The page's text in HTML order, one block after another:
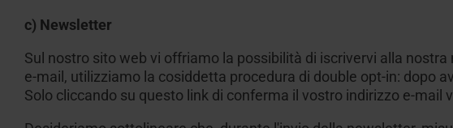
c) Newsletter
Sul nostro sito web vi offriamo la possibilità di iscrivervi alla
e-mail, utilizziamo la cosiddetta procedura di double opt-in: dopo
Solo cliccando su questo link di conferma il vostro indirizzo e-mail